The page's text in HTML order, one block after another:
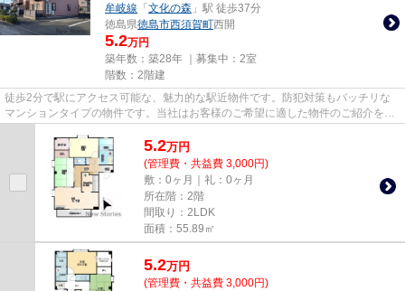
牟岐線 「 文化の森 」駅 徒歩37分
徳島県徳島市西須賀町西開
5.2万円
築年数：築28年 ｜募集中： 2室
階数：2階建
徒歩2分で駅にアクセス可能な、魅力的な駅近物件です。防犯対策もバッチリな
マンションタイプの物件です。当社はお客様のご希望に適した物件のご紹介をい
5.2万円
(管理費・共益費 3,000円)
敷：0ヶ月｜礼：0ヶ月
所在階：2階
間取り：2LDK
面積：55.89㎡
5.2万円
(管理費・共益費 3,000円)